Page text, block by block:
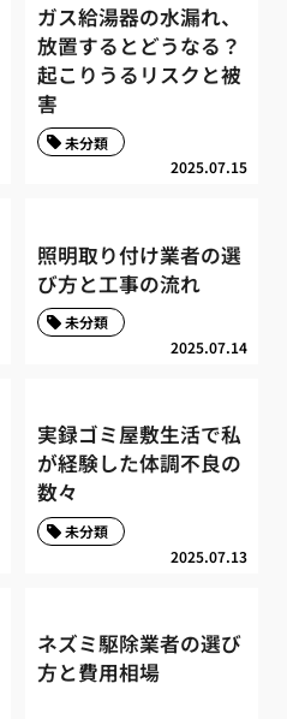
ガス給湯器の水漏れ、
放置するとどうなる？
起こりうるリスクと被
害
2025.07.15
未分類
照明取り付け業者の選
び方と工事の流れ
2025.07.14
未分類
実録ゴミ屋敷生活で私
が経験した体調不良の
数々
2025.07.13
未分類
ネズミ駆除業者の選び
方と費用相場